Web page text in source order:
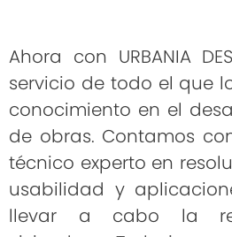
Ahora con URBANIA
servicio de todo el que
conocimiento en el
de obras. Contamos
técnico experto en
usabilidad y
llevar a cabo la